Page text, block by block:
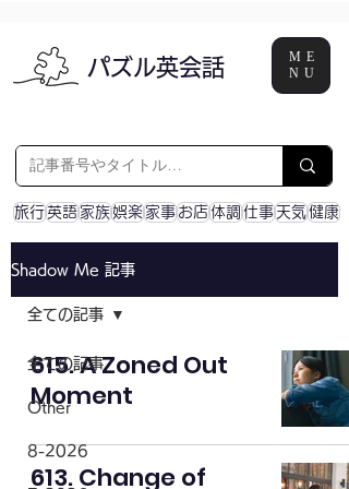
パズル英会話
ME
NU
旅行英語 家族娯楽 家事 お店 体調 仕事 天気健康
Shadow Me 記事
全ての記事
Other
8-2026
全ての記事
615. A Zoned Out
Moment
613. Change of